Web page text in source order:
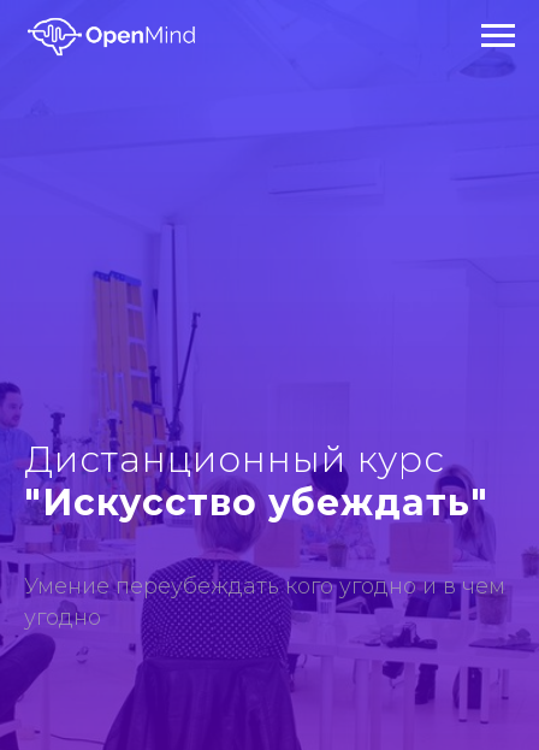
Дистанционный курс
"Искусство убеждать"
Умение переубеждать кого угодно и в чем
угодно